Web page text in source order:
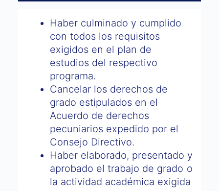
Haber culminado y cumplido
con todos los requisitos
exigidos en el plan de
estudios del respectivo
programa.
Cancelar los derechos de
grado estipulados en el
Acuerdo de derechos
pecuniarios expedido por el
Consejo Directivo.
Haber elaborado, presentado y
aprobado el trabajo de grado o
la actividad académica exigida